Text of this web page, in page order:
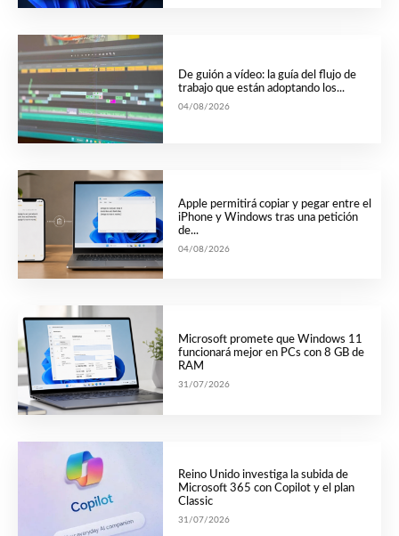
De guión a vídeo: la guía del flujo de
trabajo que están adoptando los...
04/08/2026
Apple permitirá copiar y pegar entre el
iPhone y Windows tras una petición
de...
04/08/2026
Microsoft promete que Windows 11
funcionará mejor en PCs con 8 GB de
RAM
31/07/2026
Reino Unido investiga la subida de
Microsoft 365 con Copilot y el plan
Classic
31/07/2026